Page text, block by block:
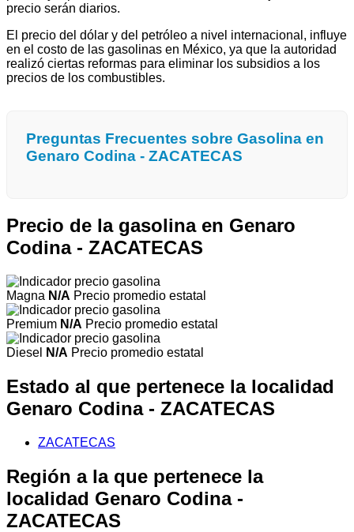
precio serán diarios.
El precio del dólar y del petróleo a nivel internacional, influye
en el costo de las gasolinas en México, ya que la autoridad
realizó ciertas reformas para eliminar los subsidios a los
precios de los combustibles.
Preguntas Frecuentes sobre Gasolina en
Genaro Codina - ZACATECAS
Precio de la gasolina en Genaro
Codina - ZACATECAS
Magna N/A Precio promedio estatal
Premium N/A Precio promedio estatal
Diesel N/A Precio promedio estatal
Estado al que pertenece la localidad
Genaro Codina - ZACATECAS
ZACATECAS
Región a la que pertenece la
localidad Genaro Codina -
ZACATECAS